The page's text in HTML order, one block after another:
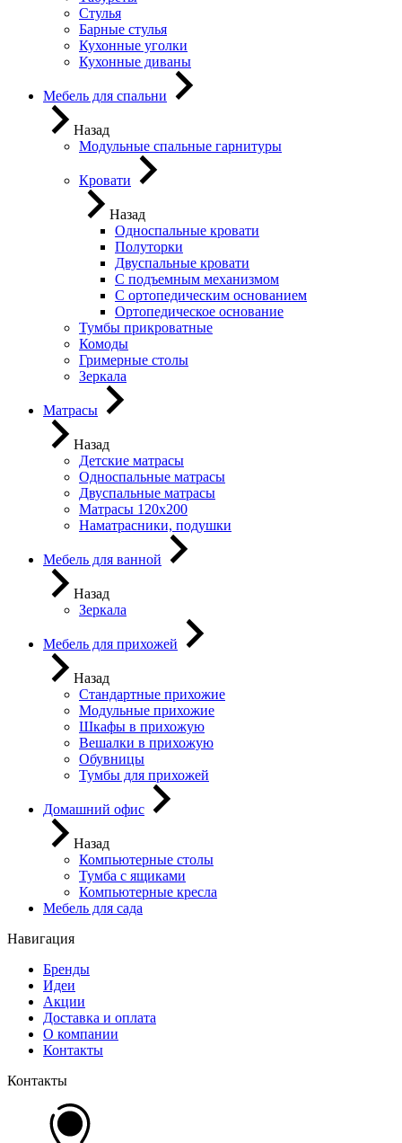
Стулья
Барные стулья
Кухонные уголки
Кухонные диваны
Мебель для спальни
Назад
Модульные спальные гарнитуры
Кровати
Назад
Односпальные кровати
Полуторки
Двуспальные кровати
С подъемным механизмом
С ортопедическим основанием
Ортопедическое основание
Тумбы прикроватные
Комоды
Гримерные столы
Зеркала
Матрасы
Назад
Детские матрасы
Односпальные матрасы
Двуспальные матрасы
Матрасы 120х200
Наматрасники, подушки
Мебель для ванной
Назад
Зеркала
Мебель для прихожей
Назад
Стандартные прихожие
Модульные прихожие
Шкафы в прихожую
Вешалки в прихожую
Обувницы
Тумбы для прихожей
Домашний офис
Назад
Компьютерные столы
Тумба с ящиками
Компьютерные кресла
Мебель для сада
Навигация
Бренды
Идеи
Акции
Доставка и оплата
О компании
Контакты
Контакты